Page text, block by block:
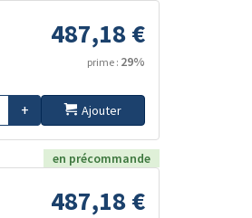
487,18 €
prime : 29%
+ Ajouter
en précommande
487,18 €